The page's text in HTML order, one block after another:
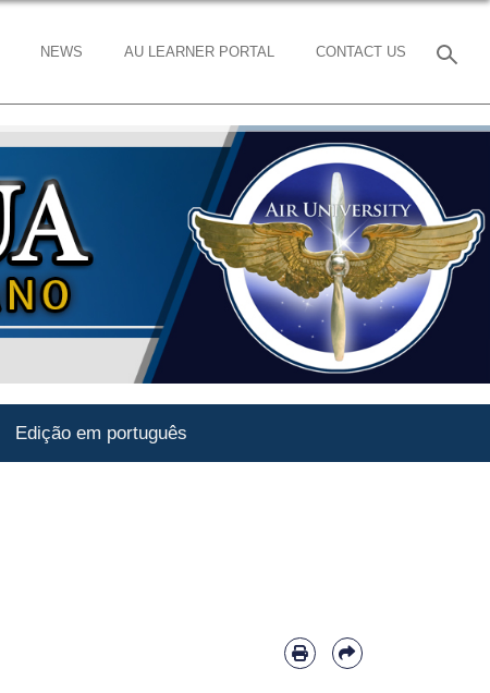
NEWS AU LEARNER PORTAL CONTACT US
Edição em português